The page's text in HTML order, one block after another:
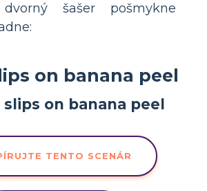
šašer pošmykne
on banana peel
TENTO SCENÁR